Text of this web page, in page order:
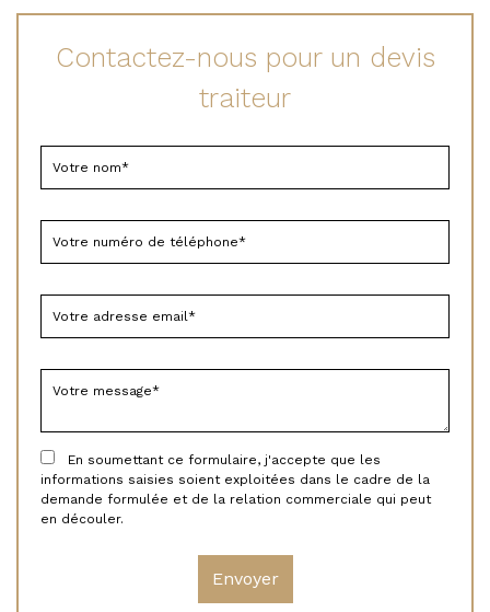
Contactez-nous pour un devis
traiteur
En soumettant ce formulaire, j'accepte que les
informations saisies soient exploitées dans le cadre de la
demande formulée et de la relation commerciale qui peut
en découler.